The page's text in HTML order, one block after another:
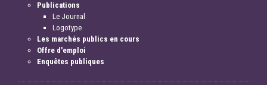
Publications
Le Journal
Logotype
Les marchés publics en cours
Offre d'emploi
Enquêtes publiques